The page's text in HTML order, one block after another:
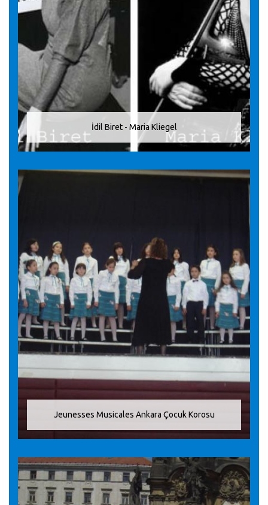
İdil Biret - Maria Kliegel
Jeunesses Musicales Ankara Çocuk Korosu